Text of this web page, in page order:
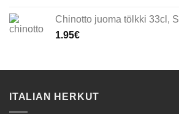
Chinotto juoma tölkki 33cl,
1.95€
ITALIAN HERKUT